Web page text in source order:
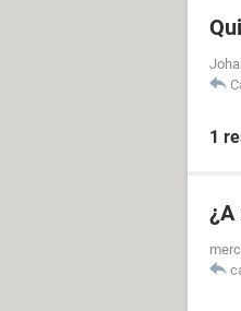
1
¿A